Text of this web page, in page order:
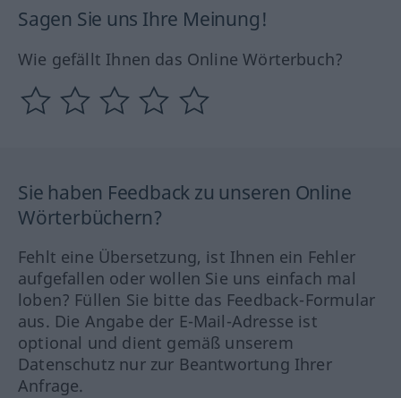
Sagen Sie uns Ihre Meinung!
Wie gefällt Ihnen das Online Wörterbuch?
Sie haben Feedback zu unseren Online
Wörterbüchern?
Fehlt eine Übersetzung, ist Ihnen ein Fehler
aufgefallen oder wollen Sie uns einfach mal
loben? Füllen Sie bitte das Feedback-Formular
aus. Die Angabe der E-Mail-Adresse ist
optional und dient gemäß unserem
Datenschutz nur zur Beantwortung Ihrer
Anfrage.